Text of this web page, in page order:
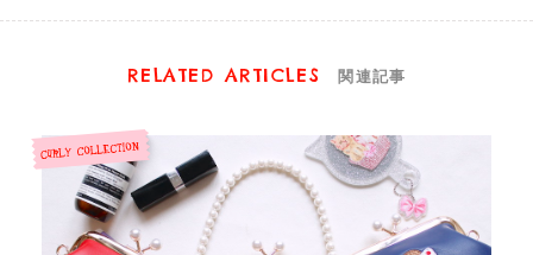
RELATED ARTICLES 関連記事